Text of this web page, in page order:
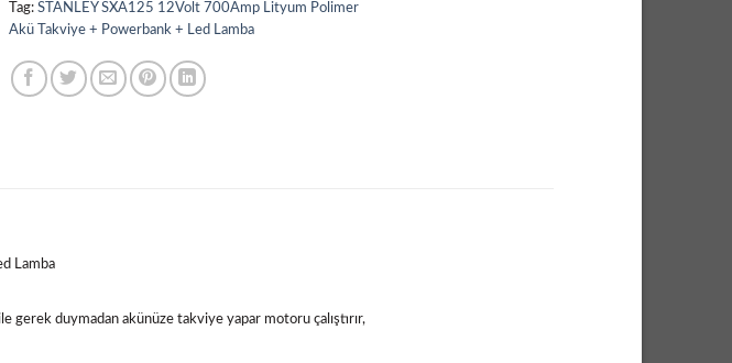
Tag: STANLEY SXA125 12Volt 700Amp Lityum Polimer
Akü Takviye + Powerbank + Led Lamba
Lamba
gerek duymadan akünüze takviye yapar motoru çalıştırır,